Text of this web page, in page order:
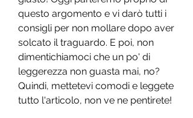
questo argomento e vi darò tutti i
consigli per non mollare dopo aver
solcato il traguardo. E poi, non
dimentichiamoci che un po' di
leggerezza non guasta mai, no?
Quindi, mettetevi comodi e leggete
tutto l'articolo, non ve ne pentirete!